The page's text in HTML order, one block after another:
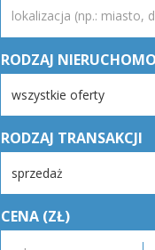
RODZAJ
wszystkie oferty
RODZAJ TRANSAKCJI
sprzedaż
CENA (ZŁ)